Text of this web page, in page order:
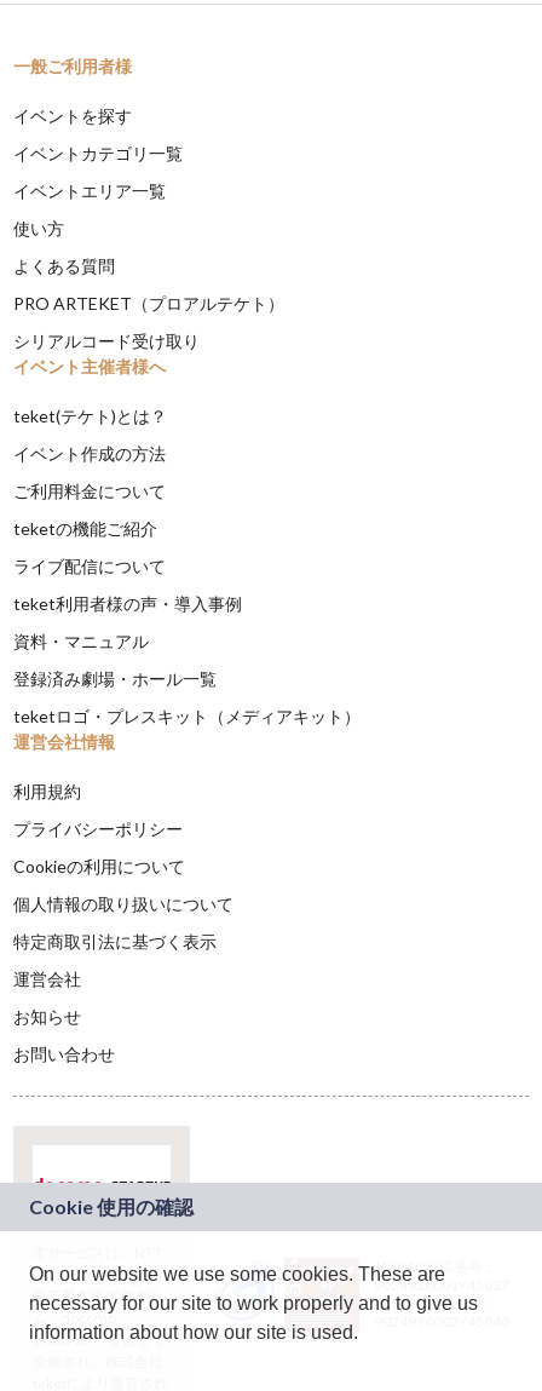
一般ご利用者様
イベントを探す
イベントカテゴリ一覧
イベントエリア一覧
使い方
よくある質問
PRO ARTEKET（プロアルテケト）
シリアルコード受け取り
イベント主催者様へ
teket(テケト)とは？
イベント作成の方法
ご利用料金について
teketの機能ご紹介
ライブ配信について
teket利用者様の声・導入事例
資料・マニュアル
登録済み劇場・ホール一覧
teketロゴ・プレスキット（メディアキット）
運営会社情報
利用規約
プライバシーポリシー
Cookieの利用について
個人情報の取り扱いについて
特定商取引法に基づく表示
運営会社
お知らせ
お問い合わせ
ドコモグループの新
規事業創出プログラ
ム「docomo
STARTUP」を通じて
JASRAC許諾番号：
9024936001Y45037
JASRAC許諾番号：
On our website we use some cookies. These are
necessary for our site to work properly and to give us
information about how our site is used.